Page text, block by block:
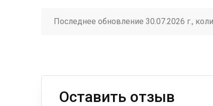
Последнее обновление 30.07.2026 г.,
Оставить отзыв